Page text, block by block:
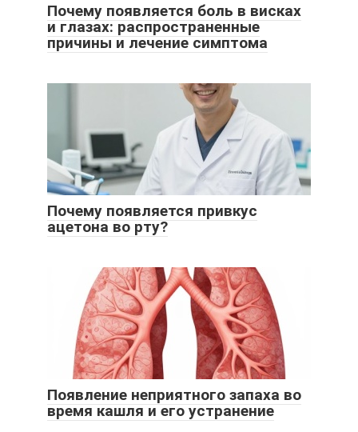
Почему появляется боль в висках
и глазах: распространенные
причины и лечение симптома
Почему появляется привкус
ацетона во рту?
Появление неприятного запаха во
время кашля и его устранение